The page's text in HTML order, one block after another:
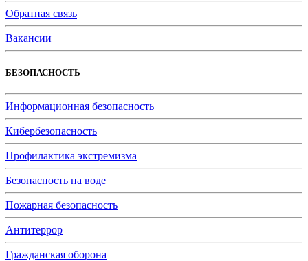
Обратная связь
Вакансии
БЕЗОПАСНОСТЬ
Информационная безопасность
Кибербезопасность
Профилактика экстремизма
Безопасность на воде
Пожарная безопасность
Антитеррор
Гражданская оборона